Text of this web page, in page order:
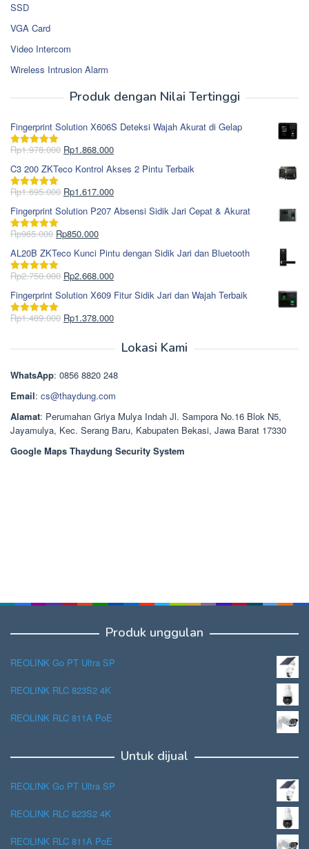
SSD
VGA Card
Video Intercom
Wireless Intrusion Alarm
Produk dengan Nilai Tertinggi
Fingerprint Solution X606S Deteksi Wajah Akurat di Gelap
Dinilai5.00
Rp1.978.000 Harga
aslinya
adalah:
Rp1.978.000.
Rp1.868.000Harga
saat
ini
adalah:
C3 200 ZKTeco Kontrol Akses 2 Pintu Terbaik
Dinilai5.00
Rp1.695.000 Harga
aslinya
adalah:
Rp1.695.000.
Rp1.617.000Harga
saat
ini
Fingerprint Solution P207 Absensi Sidik Jari Cepat & Akurat
Dinilai5.00
Rp965.000 Harga
aslinya
adalah:
Rp965.000.
Rp850.000Harga
saat
ini
adalah:
AL20B ZKTeco Kunci Pintu dengan Sidik Jari dan Bluetooth
Dinilai5.00
Rp2.750.000 Harga
aslinya
adalah:
Rp2.750.000.
Rp2.668.000Harga
saat
ini
adalah:
Fingerprint Solution X609 Fitur Sidik Jari dan Wajah Terbaik
Dinilai5.00
Rp1.489.000 Harga
Rp1.378.000Harga
Rp1.378.000.
Lokasi Kami
WhatsApp: 0856 8820 248
Email: cs@thaydung.com
Alamat: Perumahan Griya Mulya Indah Jl. Sampora No.16 Blok N5,
Jayamulya, Kec. Serang Baru, Kabupaten Bekasi, Jawa Barat 17330
Google Maps Thaydung Security System
Produk unggulan
REOLINK Go PT Ultra SP
REOLINK RLC 823S2 4K
REOLINK RLC 811A PoE
Untuk dijual
REOLINK Go PT Ultra SP
REOLINK RLC 823S2 4K
REOLINK RLC 811A PoE